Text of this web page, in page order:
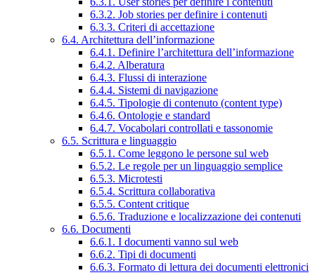
6.3.2. Job stories per definire i contenuti
6.3.3. Criteri di accettazione
6.4. Architettura dell’informazione
6.4.1. Definire l’architettura dell’informazione
6.4.2. Alberatura
6.4.3. Flussi di interazione
6.4.4. Sistemi di navigazione
6.4.5. Tipologie di contenuto (content type)
6.4.6. Ontologie e standard
6.4.7. Vocabolari controllati e tassonomie
6.5. Scrittura e linguaggio
6.5.1. Come leggono le persone sul web
6.5.2. Le regole per un linguaggio semplice
6.5.3. Microtesti
6.5.4. Scrittura collaborativa
6.5.5. Content critique
6.5.6. Traduzione e localizzazione dei contenuti
6.6. Documenti
6.6.1. I documenti vanno sul web
6.6.2. Tipi di documenti
6.6.3. Formato di lettura dei documenti elettronici